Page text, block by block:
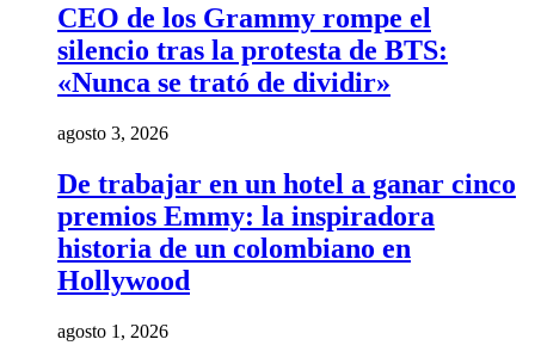
CEO de los Grammy rompe el
silencio tras la protesta de BTS:
«Nunca se trató de dividir»
agosto 3, 2026
De trabajar en un hotel a ganar cinco
premios Emmy: la inspiradora
historia de un colombiano en
Hollywood
agosto 1, 2026